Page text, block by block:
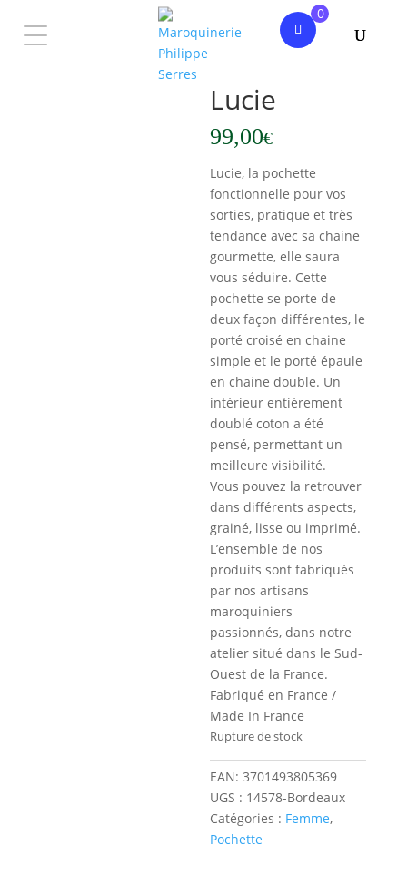
0
Pochette/ Lucie
Lucie
99,00€
Lucie, la pochette
fonctionnelle pour vos
sorties, pratique et très
tendance avec sa chaine
gourmette, elle saura
vous séduire. Cette
pochette se porte de
deux façon différentes, le
porté croisé en chaine
simple et le porté épaule
en chaine double. Un
intérieur entièrement
doublé coton a été
pensé, permettant un
meilleure visibilité.
Vous pouvez la retrouver
dans différents aspects,
grainé, lisse ou imprimé.
L’ensemble de nos
produits sont fabriqués
par nos artisans
maroquiniers
passionnés, dans notre
atelier situé dans le Sud-
Ouest de la France.
Fabriqué en France /
Made In France
Rupture de stock
EAN:3701493805369
UGS : 14578-Bordeaux
Catégories : Femme,
Pochette